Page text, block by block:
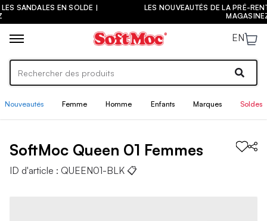
LES NOUVEAUTÉS DE LA PRÉ-RENTRÉE SONT ARRIVÉES ! |
EN
Nouveautés Femme Homme Enfants Marques Soldes
SoftMoc Queen 01 Femmes
ID d'article : QUEEN01-BLK 📋